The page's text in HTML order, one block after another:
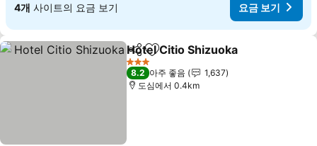
4개 사이트의 요금 보기 요금 보기
공유 즐겨찾기에 추가
Hotel Citio Shizuoka
3 성급
8.2 아주 좋음
1,637
도심에서 0.4km